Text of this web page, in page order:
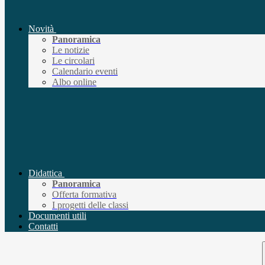
Novità
Panoramica
Le notizie
Le circolari
Calendario eventi
Albo online
Didattica
Panoramica
Offerta formativa
I progetti delle classi
Documenti utili
Contatti